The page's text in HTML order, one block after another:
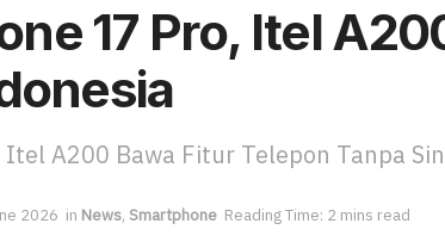
17 Pro, Itel
A200 Bawa Fitur Telepon Tanpa
2026 in News, Smartphone Reading Time: 2 mins read